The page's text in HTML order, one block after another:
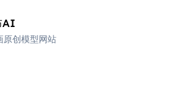
AI
原创模型网站